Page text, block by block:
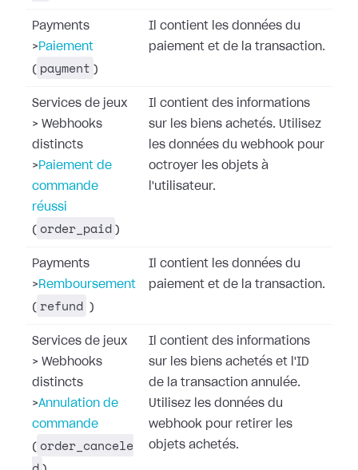
Payments
> Paiement
( payment )
Il contient les données du
paiement et de la transaction.
Services de jeux
> Webhooks
distincts
> Paiement de
commande
réussi
( order_paid )
Il contient des informations
sur les biens achetés. Utilisez
les données du webhook pour
octroyer les objets à
l'utilisateur.
Payments
> Remboursement
( refund )
Il contient les données du
paiement et de la transaction.
Services de jeux
> Webhooks
distincts
>Annulation de
commande
( order_cancele
Il contient des informations
sur les biens achetés et l'ID
de la transaction annulée.
Utilisez les données du
webhook pour retirer les
objets achetés.